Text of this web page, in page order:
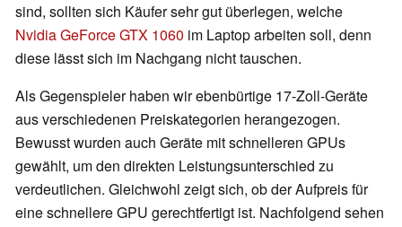
sind, sollten sich Käufer sehr gut überlegen, welche
Nvidia GeForce GTX 1060 im Laptop arbeiten soll, denn
diese lässt sich im Nachgang nicht tauschen.
Als Gegenspieler haben wir ebenbürtige 17-Zoll-Geräte
aus verschiedenen Preiskategorien herangezogen.
Bewusst wurden auch Geräte mit schnelleren GPUs
gewählt, um den direkten Leistungsunterschied zu
verdeutlichen. Gleichwohl zeigt sich, ob der Aufpreis für
eine schnellere GPU gerechtfertigt ist. Nachfolgend sehen